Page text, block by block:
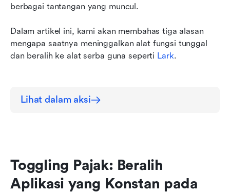
berbagai tantangan yang muncul.
Dalam artikel ini, kami akan membahas tiga alasan
mengapa saatnya meninggalkan alat fungsi tunggal
dan beralih ke alat serba guna seperti Lark.
Lihat dalam aksi
Toggling Pajak: Beralih
Aplikasi yang Konstan pada